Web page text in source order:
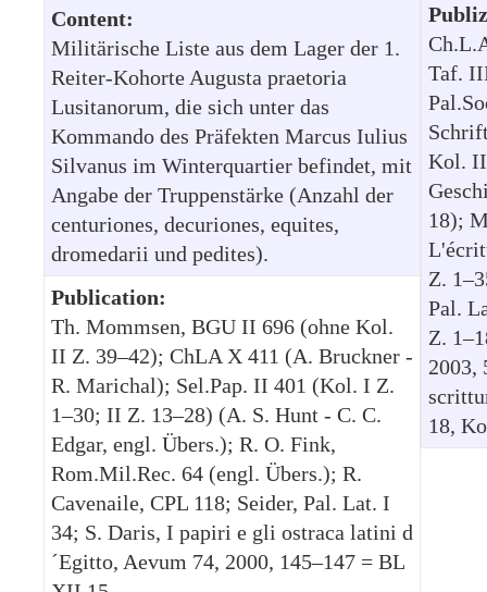
Content:
Militärische Liste aus dem Lager der 1.
Reiter-Kohorte Augusta praetoria
Lusitanorum, die sich unter das
Kommando des Präfekten Marcus Iulius
Silvanus im Winterquartier befindet, mit
Angabe der Truppenstärke (Anzahl der
centuriones, decuriones, equites,
dromedarii und pedites).
Publication:
Th. Mommsen, BGU II 696 (ohne Kol.
II Z. 39–42); ChLA X 411 (A. Bruckner -
R. Marichal); Sel.Pap. II 401 (Kol. I Z.
1–30; II Z. 13–28) (A. S. Hunt - C. C.
Edgar, engl. Übers.); R. O. Fink,
Rom.Mil.Rec. 64 (engl. Übers.); R.
Cavenaile, CPL 118; Seider, Pal. Lat. I
34; S. Daris, I papiri e gli ostraca latini d
´Egitto, Aevum 74, 2000, 145–147 = BL
Taf.
Kol. II
18);
Z.
Pal.
Z.
2003,
18,